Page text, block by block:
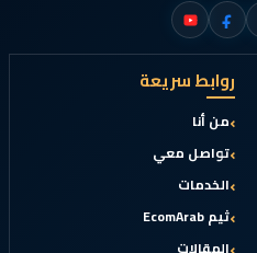
روابط سريعة
من أنا
تواصل معي
الخدمات
ثيم EcomArab